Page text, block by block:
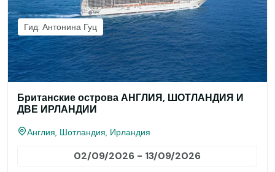
Гид: Антонина Гуц
Британские острова АНГЛИЯ, ШОТЛАНДИЯ И
ДВЕ ИРЛАНДИИ
Англия, Шотландия, Ирландия
02/09/2026 - 13/09/2026